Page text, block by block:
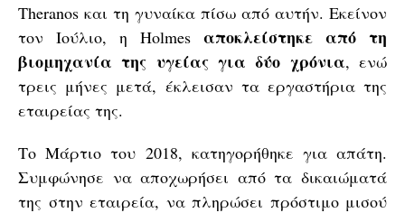
Theranos και τη γυναίκα πίσω από αυτήν. Εκείνον
τον Ιούλιο, η Holmes αποκλείστηκε από τη
βιομηχανία της υγείας για δύο χρόνια, ενώ
τρεις μήνες μετά, έκλεισαν τα εργαστήρια της
εταιρείας της.
Το Μάρτιο του 2018, κατηγορήθηκε για απάτη.
Συμφώνησε να αποχωρήσει από τα δικαιώματά
της στην εταιρεία, να πληρώσει πρόστιμο μισού